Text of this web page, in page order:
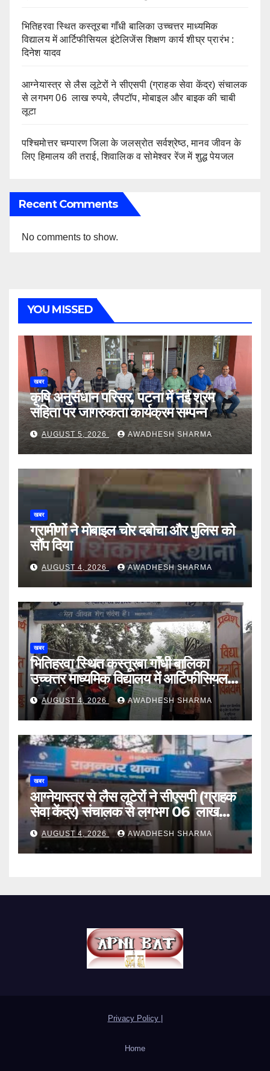
भितिहरवा स्थित कस्तूरबा गाँधी बालिका उच्चत्तर माध्यमिक
विद्यालय में आर्टिफीसियल इंटेलिजेंस शिक्षण कार्य शीघ्र प्रारंभ :
दिनेश यादव
आग्नेयास्त्र से लैस लूटेरों ने सीएसपी (ग्राहक सेवा केंद्र) संचालक
से लगभग 06 लाख रुपये, लैपटॉप, मोबाइल और बाइक की चाबी
लूटा
पश्चिमोत्तर चम्पारण जिला के जलस्रोत सर्वश्रेष्ठ, मानव जीवन के
लिए हिमालय की तराई, शिवालिक व सोमेश्वर रेंज में शुद्ध पेयजल
Recent Comments
No comments to show.
YOU MISSED
खबर
कृषि अनुसंधान परिसर, पटना में नई श्रम
संहिता पर जागरुकता कार्यक्रम सम्पन्न
AUGUST 5, 2026 AWADHESH SHARMA
खबर
ग्रामीणों ने मोबाइल चोर दबोचा और पुलिस को
सौंप दिया
AUGUST 4, 2026 AWADHESH SHARMA
खबर
भितिहरवा स्थित कस्तूरबा गाँधी बालिका
उच्चत्तर माध्यमिक विद्यालय में आर्टिफीसियल
इंटेलिजेंस शिक्षण कार्य शीघ्र प्रारंभ : दिनेश
यादव
AUGUST 4, 2026 AWADHESH SHARMA
खबर
आग्नेयास्त्र से लैस लूटेरों ने सीएसपी (ग्राहक
सेवा केंद्र) संचालक से लगभग 06 लाख
रुपये, लैपटॉप, मोबाइल और बाइक की चाबी
लूटा
AUGUST 4, 2026 AWADHESH SHARMA
Privacy Policy |
Home